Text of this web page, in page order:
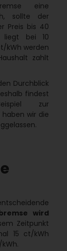
eine
sollte der
Preis bis 40
liegt bei 10
kWh werden
zahlt
Durchblick
findest
zur
wir die
wird
Zeitpunkt
15 ct/kWh